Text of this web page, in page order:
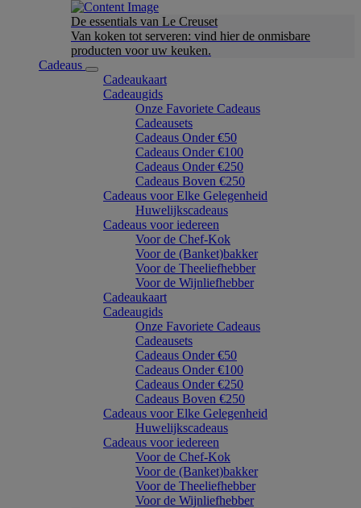
De essentials van Le Creuset
Van koken tot serveren: vind hier de onmisbare
producten voor uw keuken.
Cadeaus
Cadeaukaart
Cadeaugids
Onze Favoriete Cadeaus
Cadeausets
Cadeaus Onder €50
Cadeaus Onder €100
Cadeaus Onder €250
Cadeaus Boven €250
Cadeaus voor Elke Gelegenheid
Huwelijkscadeaus
Cadeaus voor iedereen
Voor de Chef-Kok
Voor de (Banket)bakker
Voor de Theeliefhebber
Voor de Wijnliefhebber
Cadeaukaart
Cadeaugids
Onze Favoriete Cadeaus
Cadeausets
Cadeaus Onder €50
Cadeaus Onder €100
Cadeaus Onder €250
Cadeaus Boven €250
Cadeaus voor Elke Gelegenheid
Huwelijkscadeaus
Cadeaus voor iedereen
Voor de Chef-Kok
Voor de (Banket)bakker
Voor de Theeliefhebber
Voor de Wijnliefhebber